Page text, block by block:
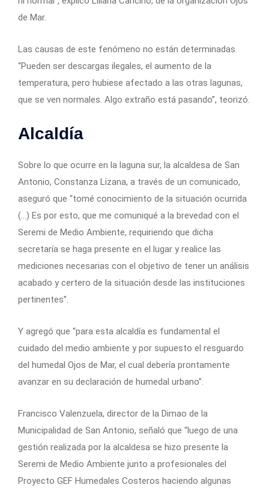
de Mar.
Las causas de este fenómeno no están determinadas.
“Pueden ser descargas ilegales, el aumento de la
temperatura, pero hubiese afectado a las otras lagunas,
que se ven normales. Algo extraño está pasando”, teorizó.
Alcaldía
Sobre lo que ocurre en la laguna sur, la alcaldesa de San
Antonio, Constanza Lizana, a través de un comunicado,
aseguró que “tomé conocimiento de la situación ocurrida
(…) Es por esto, que me comuniqué a la brevedad con el
Seremi de Medio Ambiente, requiriendo que dicha
secretaría se haga presente en el lugar y realice las
mediciones necesarias con el objetivo de tener un análisis
acabado y certero de la situación desde las instituciones
pertinentes”.
Y agregó que “para esta alcaldía es fundamental el
cuidado del medio ambiente y por supuesto el resguardo
del humedal Ojos de Mar, el cual debería prontamente
avanzar en su declaración de humedal urbano”.
Francisco Valenzuela, director de la Dimao de la
Municipalidad de San Antonio, señaló que “luego de una
gestión realizada por la alcaldesa se hizo presente la
Seremi de Medio Ambiente junto a profesionales del
Proyecto GEF Humedales Costeros haciendo algunas